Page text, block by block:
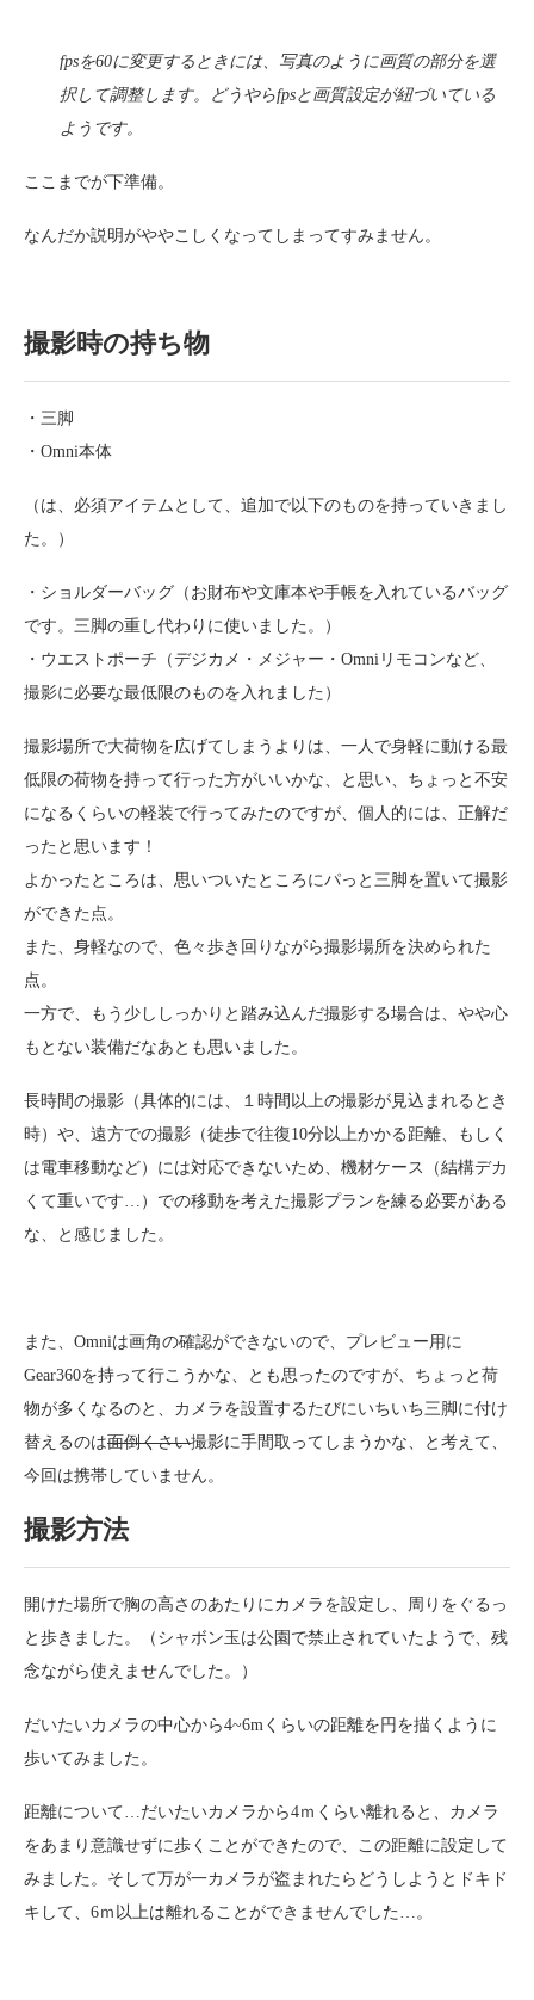
fpsを60に変更するときには、写真のように画質の部分を選
択して調整します。どうやらfpsと画質設定が紐づいている
ようです。
ここまでが下準備。
なんだか説明がややこしくなってしまってすみません。
撮影時の持ち物
・三脚
・Omni本体
（は、必須アイテムとして、追加で以下のものを持っていきまし
た。）
・ショルダーバッグ（お財布や文庫本や手帳を入れているバッグ
です。三脚の重し代わりに使いました。）
・ウエストポーチ（デジカメ・メジャー・Omniリモコンなど、
撮影に必要な最低限のものを入れました）
撮影場所で大荷物を広げてしまうよりは、一人で身軽に動ける最
低限の荷物を持って行った方がいいかな、と思い、ちょっと不安
になるくらいの軽装で行ってみたのですが、個人的には、正解だ
ったと思います！
よかったところは、思いついたところにパっと三脚を置いて撮影
ができた点。
また、身軽なので、色々歩き回りながら撮影場所を決められた
点。
一方で、もう少ししっかりと踏み込んだ撮影する場合は、やや心
もとない装備だなあとも思いました。
長時間の撮影（具体的には、１時間以上の撮影が見込まれるとき
時）や、遠方での撮影（徒歩で往復10分以上かかる距離、もしく
は電車移動など）には対応できないため、機材ケース（結構デカ
くて重いです…）での移動を考えた撮影プランを練る必要がある
な、と感じました。
また、Omniは画角の確認ができないので、プレビュー用に
Gear360を持って行こうかな、とも思ったのですが、ちょっと荷
物が多くなるのと、カメラを設置するたびにいちいち三脚に付け
替えるのは面倒くさい撮影に手間取ってしまうかな、と考えて、
今回は携帯していません。
撮影方法
開けた場所で胸の高さのあたりにカメラを設定し、周りをぐるっ
と歩きました。（シャボン玉は公園で禁止されていたようで、残
念ながら使えませんでした。）
だいたいカメラの中心から4~6mくらいの距離を円を描くように
歩いてみました。
距離について…だいたいカメラから4ｍくらい離れると、カメラ
をあまり意識せずに歩くことができたので、この距離に設定して
みました。そして万が一カメラが盗まれたらどうしようとドキド
キして、6ｍ以上は離れることができませんでした…。